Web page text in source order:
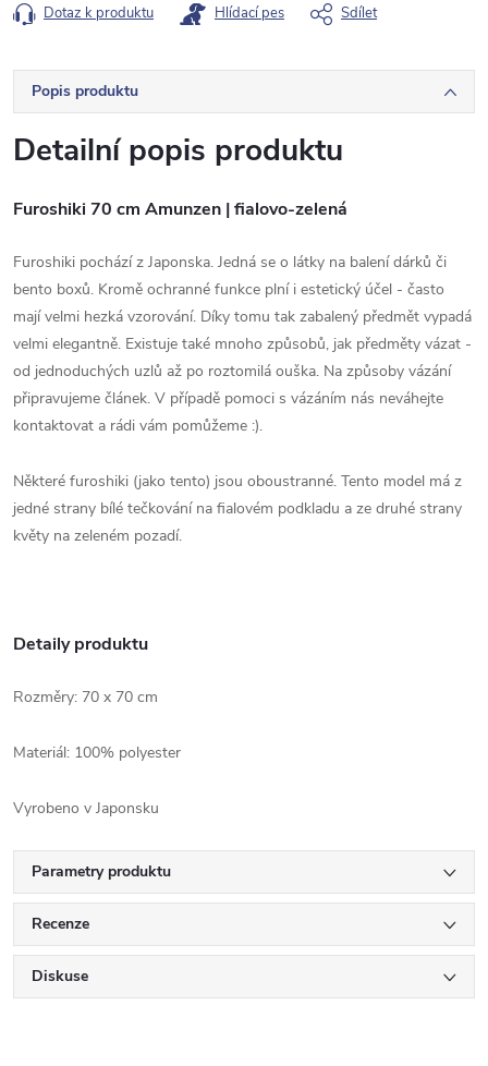
Dotaz k produktu Hlídací pes Sdílet
Popis produktu
Detailní popis produktu
Furoshiki 70 cm Amunzen | fialovo-zelená
Furoshiki pochází z Japonska. Jedná se o látky na balení dárků či
bento boxů. Kromě ochranné funkce plní i estetický účel - často
mají velmi hezká vzorování. Díky tomu tak zabalený předmět vypadá
velmi elegantně. Existuje také mnoho způsobů, jak předměty vázat -
od jednoduchých uzlů až po roztomilá ouška. Na způsoby vázání
připravujeme článek. V případě pomoci s vázáním nás neváhejte
kontaktovat a rádi vám pomůžeme :).
Některé furoshiki (jako tento) jsou oboustranné. Tento model má z
jedné strany bílé tečkování na fialovém podkladu a ze druhé strany
květy na zeleném pozadí.
Detaily produktu
Rozměry: 70 x 70 cm
Materiál: 100% polyester
Vyrobeno v Japonsku
Parametry produktu
Recenze
Diskuse